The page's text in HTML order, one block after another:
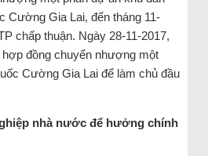
Cường Gia Lai, đến tháng 11-
chấp thuận. Ngày 28-11-2017,
đồng chuyển nhượng một
Cường Gia Lai để làm chủ đầu
nhà nước để hưởng chính